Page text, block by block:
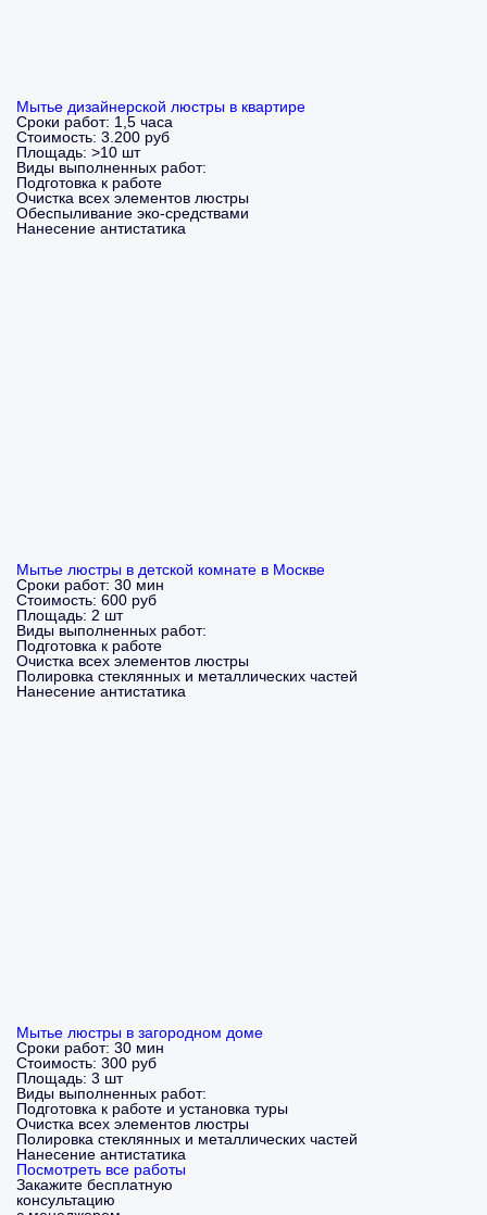
Мытье дизайнерской люстры в квартире
Сроки работ: 1,5 часа
Стоимость: 3.200 руб
Площадь: >10 шт
Виды выполненных работ:
Подготовка к работе
Очистка всех элементов люстры
Обеспыливание эко-средствами
Нанесение антистатика
Мытье люстры в детской комнате в Москве
Сроки работ: 30 мин
Стоимость: 600 руб
Площадь: 2 шт
Виды выполненных работ:
Подготовка к работе
Очистка всех элементов люстры
Полировка стеклянных и металлических частей
Нанесение антистатика
Мытье люстры в загородном доме
Сроки работ: 30 мин
Стоимость: 300 руб
Площадь: 3 шт
Виды выполненных работ:
Подготовка к работе и установка туры
Очистка всех элементов люстры
Полировка стеклянных и металлических частей
Нанесение антистатика
Посмотреть все работы
Закажите бесплатную
консультацию